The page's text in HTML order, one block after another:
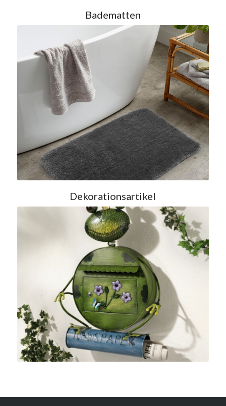
Badematten
Dekorationsartikel